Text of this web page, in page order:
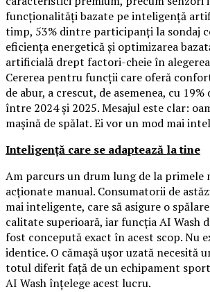
funcționalități bazate pe inteligență
timp, 53% dintre participanți la sondaj
eficiența energetică și optimizarea
artificială drept factori-cheie în
Cererea pentru funcții care oferă
de abur, a crescut, de asemenea, cu
între 2024 și 2025. Mesajul este clar:
mașină de spălat. Ei vor un mod mai
Inteligență care se adaptează la tine
Am parcurs un drum lung de la primele
acționate manual. Consumatorii de
mai inteligente, care să asigure o
calitate superioară, iar funcția AI Wash
fost concepută exact în acest scop. Nu
identice. O cămașă ușor uzată necesită
totul diferit față de un echipament
AI Wash înțelege acest lucru.